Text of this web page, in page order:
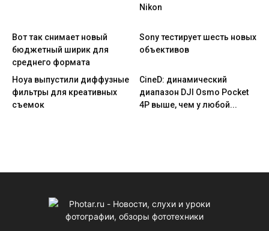
Nikon
Вот так снимает новый
бюджетный ширик для
среднего формата
Sony тестирует шесть новых
объективов
Hoya выпустили диффузные
фильтры для креативных
съемок
CineD: динамический
диапазон DJI Osmo Pocket
4P выше, чем у любой...